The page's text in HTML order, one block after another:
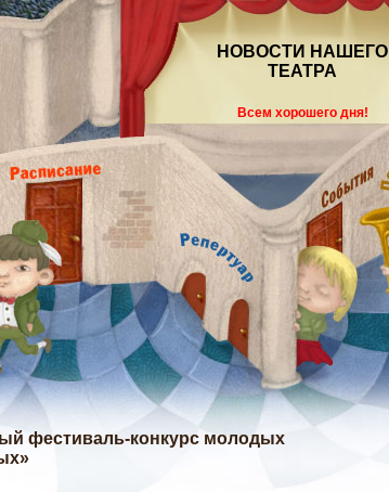
НОВОСТИ НАШЕГО
ТЕАТРА
Всем хорошего дня!
фестиваль-конкурс молодых